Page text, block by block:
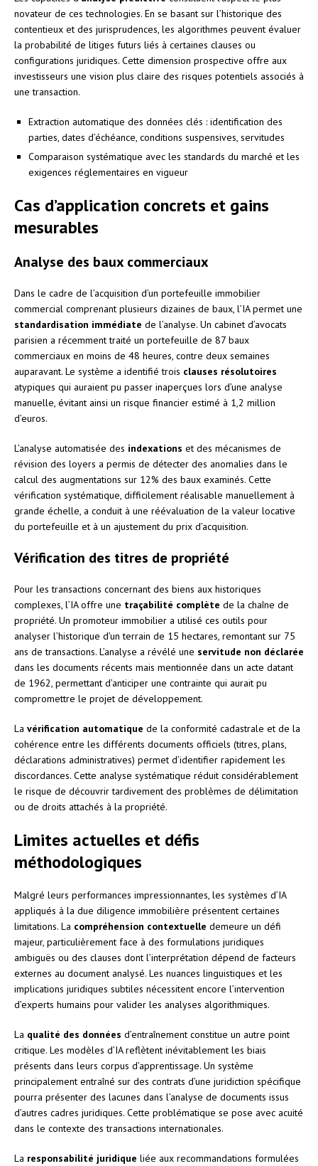
novateur de ces technologies. En se basant sur l’historique des
contentieux et des jurisprudences, les algorithmes peuvent évaluer
la probabilité de litiges futurs liés à certaines clauses ou
configurations juridiques. Cette dimension prospective offre aux
investisseurs une vision plus claire des risques potentiels associés à
une transaction.
Extraction automatique des données clés : identification des
parties, dates d’échéance, conditions suspensives, servitudes
Comparaison systématique avec les standards du marché et les
exigences réglementaires en vigueur
Cas d’application concrets et gains
mesurables
Analyse des baux commerciaux
Dans le cadre de l’acquisition d’un portefeuille immobilier
commercial comprenant plusieurs dizaines de baux, l’IA permet une
standardisation immédiate de l’analyse. Un cabinet d’avocats
parisien a récemment traité un portefeuille de 87 baux
commerciaux en moins de 48 heures, contre deux semaines
auparavant. Le système a identifié trois clauses résolutoires
atypiques qui auraient pu passer inaperçues lors d’une analyse
manuelle, évitant ainsi un risque financier estimé à 1,2 million
d’euros.
L’analyse automatisée des indexations et des mécanismes de
révision des loyers a permis de détecter des anomalies dans le
calcul des augmentations sur 12% des baux examinés. Cette
vérification systématique, difficilement réalisable manuellement à
grande échelle, a conduit à une réévaluation de la valeur locative
du portefeuille et à un ajustement du prix d’acquisition.
Vérification des titres de propriété
Pour les transactions concernant des biens aux historiques
complexes, l’IA offre une traçabilité complète de la chaîne de
propriété. Un promoteur immobilier a utilisé ces outils pour
analyser l’historique d’un terrain de 15 hectares, remontant sur 75
ans de transactions. L’analyse a révélé une servitude non déclarée
dans les documents récents mais mentionnée dans un acte datant
de 1962, permettant d’anticiper une contrainte qui aurait pu
compromettre le projet de développement.
La vérification automatique de la conformité cadastrale et de la
cohérence entre les différents documents officiels (titres, plans,
déclarations administratives) permet d’identifier rapidement les
discordances. Cette analyse systématique réduit considérablement
le risque de découvrir tardivement des problèmes de délimitation
ou de droits attachés à la propriété.
Limites actuelles et défis
méthodologiques
Malgré leurs performances impressionnantes, les systèmes d’IA
appliqués à la due diligence immobilière présentent certaines
limitations. La compréhension contextuelle demeure un défi
majeur, particulièrement face à des formulations juridiques
ambiguës ou des clauses dont l’interprétation dépend de facteurs
externes au document analysé. Les nuances linguistiques et les
implications juridiques subtiles nécessitent encore l’intervention
d’experts humains pour valider les analyses algorithmiques.
La qualité des données d’entraînement constitue un autre point
critique. Les modèles d’IA reflètent inévitablement les biais
présents dans leurs corpus d’apprentissage. Un système
principalement entraîné sur des contrats d’une juridiction spécifique
pourra présenter des lacunes dans l’analyse de documents issus
d’autres cadres juridiques. Cette problématique se pose avec acuité
dans le contexte des transactions internationales.
La responsabilité juridique liée aux recommandations formulées